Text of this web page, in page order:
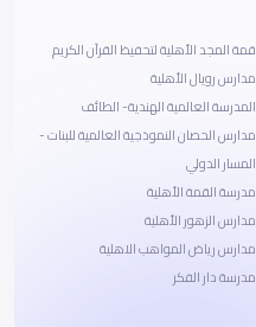
قمة المجد الأهلية لتحفيظ القرآن الكريم
مدارس رويال الأهلية
المدرسة العالمية الهندية- الطائف
مدارس الحصان النموذجية العالمية للبنات -
المسار الدولي
مدرسة القمة الأهلية
مدارس الزهور الأهلية
مدارس رياض المواهب الاهلية
مدرسة دار الفكر